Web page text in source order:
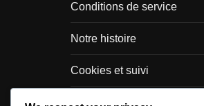
Conditions de service
Notre histoire
Cookies et suivi
Votre vie privée